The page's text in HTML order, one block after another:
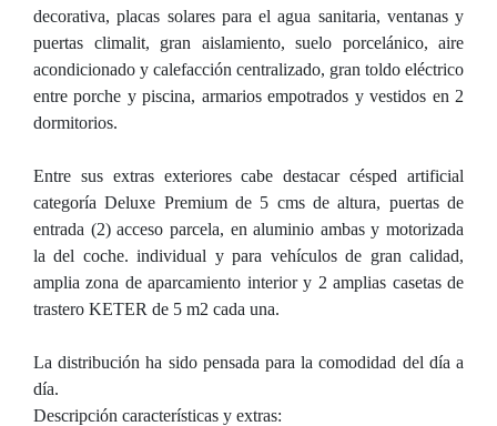
decorativa, placas solares para el agua sanitaria, ventanas y
puertas climalit, gran aislamiento, suelo porcelánico, aire
acondicionado y calefacción centralizado, gran toldo eléctrico
entre porche y piscina, armarios empotrados y vestidos en 2
dormitorios.
Entre sus extras exteriores cabe destacar césped artificial
categoría Deluxe Premium de 5 cms de altura, puertas de
entrada (2) acceso parcela, en aluminio ambas y motorizada
la del coche. individual y para vehículos de gran calidad,
amplia zona de aparcamiento interior y 2 amplias casetas de
trastero KETER de 5 m2 cada una.
La distribución ha sido pensada para la comodidad del día a
día.
Descripción características y extras: